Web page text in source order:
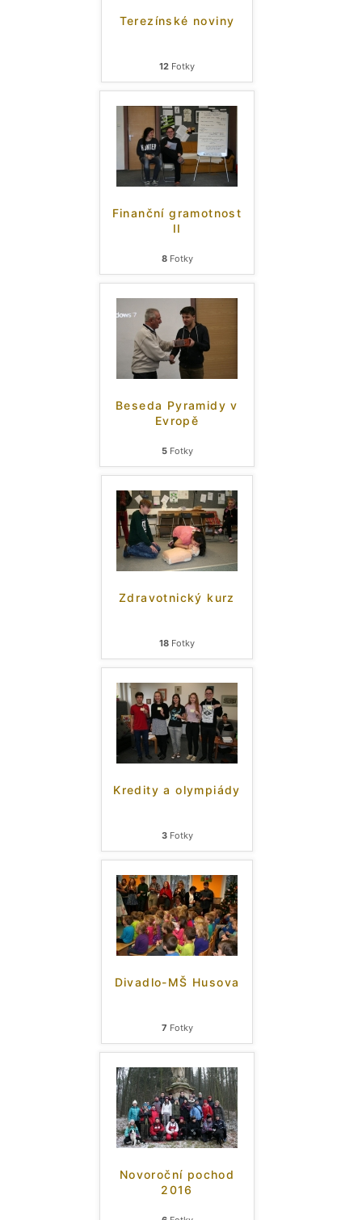
Terezínské noviny
12 Fotky
Finanční gramotnost
II
8Fotky
Beseda Pyramidy v
Evropě
5Fotky
Zdravotnický kurz
18 Fotky
Kredity a olympiády
3Fotky
Divadlo-MŠ Husova
7 Fotky
Novoroční pochod
2016